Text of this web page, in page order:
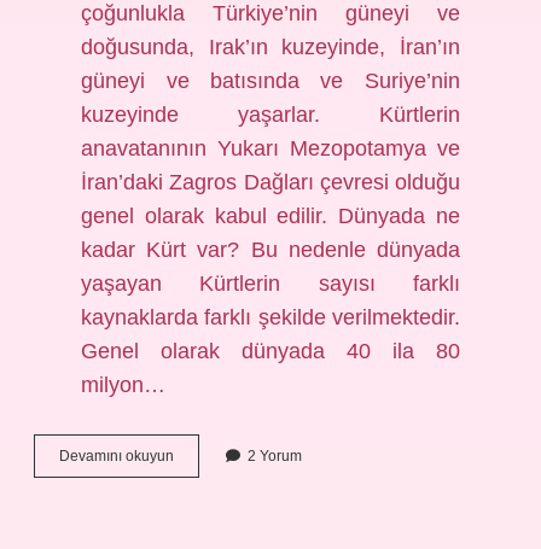
çoğunlukla Türkiye’nin güneyi ve
doğusunda, Irak’ın kuzeyinde, İran’ın
güneyi ve batısında ve Suriye’nin
kuzeyinde yaşarlar. Kürtlerin
anavatanının Yukarı Mezopotamya ve
İran’daki Zagros Dağları çevresi olduğu
genel olarak kabul edilir. Dünyada ne
kadar Kürt var? Bu nedenle dünyada
yaşayan Kürtlerin sayısı farklı
kaynaklarda farklı şekilde verilmektedir.
Genel olarak dünyada 40 ila 80
milyon…
Devamını okuyun
Dünyada
2 Yorum